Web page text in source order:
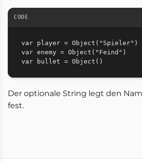
CODE
var player = Object("Spieler")
var enemy = Object("Feind")
Der optionale String legt den
fest.